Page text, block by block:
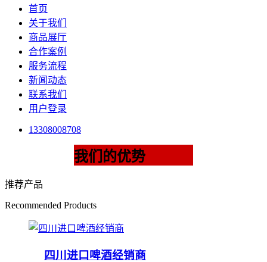
首页
关于我们
商品展厅
合作案例
服务流程
新闻动态
联系我们
用户登录
13308008708
我们的优势
推荐产品
Recommended Products
四川进口啤酒经销商